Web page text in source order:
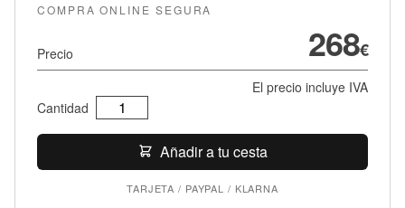
COMPRA ONLINE SEGURA
Precio 268€
El precio incluye IVA
Cantidad
AirDP
Amsterdam
cantidad
Añadir a tu cesta
TARJETA / PAYPAL / KLARNA